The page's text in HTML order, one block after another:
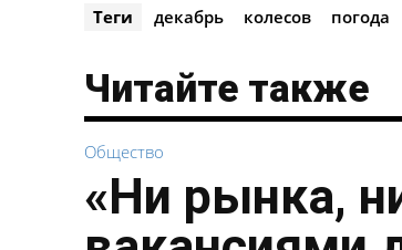
Теги декабрь колесов погода
Читайте также
Общество
«Ни рынка,